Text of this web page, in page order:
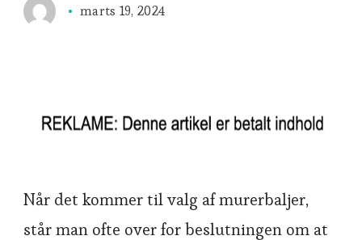
marts 19, 2024
Når det kommer til valg af murerbaljer,
står man ofte over for beslutningen om at